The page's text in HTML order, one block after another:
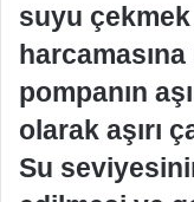
suyu
pompanın
olarak aşırı
Su